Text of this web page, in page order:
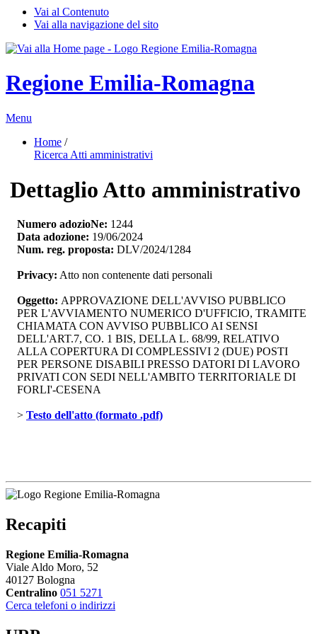
Vai al Contenuto
Vai alla navigazione del sito
Regione Emilia-Romagna
Menu
Home /
Ricerca Atti amministrativi
Dettaglio Atto amministrativo
Numero adozioNe: 1244
Data adozione: 19/06/2024
Num. reg. proposta: DLV/2024/1284
Privacy: Atto non contenente dati personali
Oggetto: APPROVAZIONE DELL'AVVISO PUBBLICO
PER L'AVVIAMENTO NUMERICO D'UFFICIO, TRAMITE
CHIAMATA CON AVVISO PUBBLICO AI SENSI
DELL'ART.7, CO. 1 BIS, DELLA L. 68/99, RELATIVO
ALLA COPERTURA DI COMPLESSIVI 2 (DUE) POSTI
PER PERSONE DISABILI PRESSO DATORI DI LAVORO
PRIVATI CON SEDI NELL'AMBITO TERRITORIALE DI
FORLI'-CESENA
> Testo dell'atto (formato .pdf)
Recapiti
Regione Emilia-Romagna
Viale Aldo Moro, 52
40127 Bologna
Centralino 051 5271
Cerca telefoni o indirizzi